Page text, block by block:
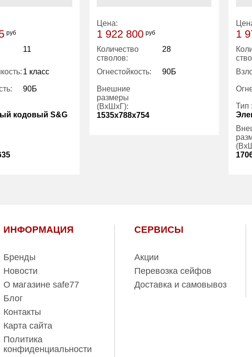
руб
11
1 класс
90Б
кодовый S&G
Цена:
1 922 800 руб
Количество
стволов:
28
Огнестойкость: 90Б
Внешние
размеры
(ВхШхГ):
1535x788x754
1
Тип
ИНФОРМАЦИЯ
Бренды
Новости
О магазине safe77
Блог
Контакты
Карта сайта
Политика
конфиденциальности
СЕРВИСЫ
Акции
Перевозка сейфов
Доставка и самовывоз